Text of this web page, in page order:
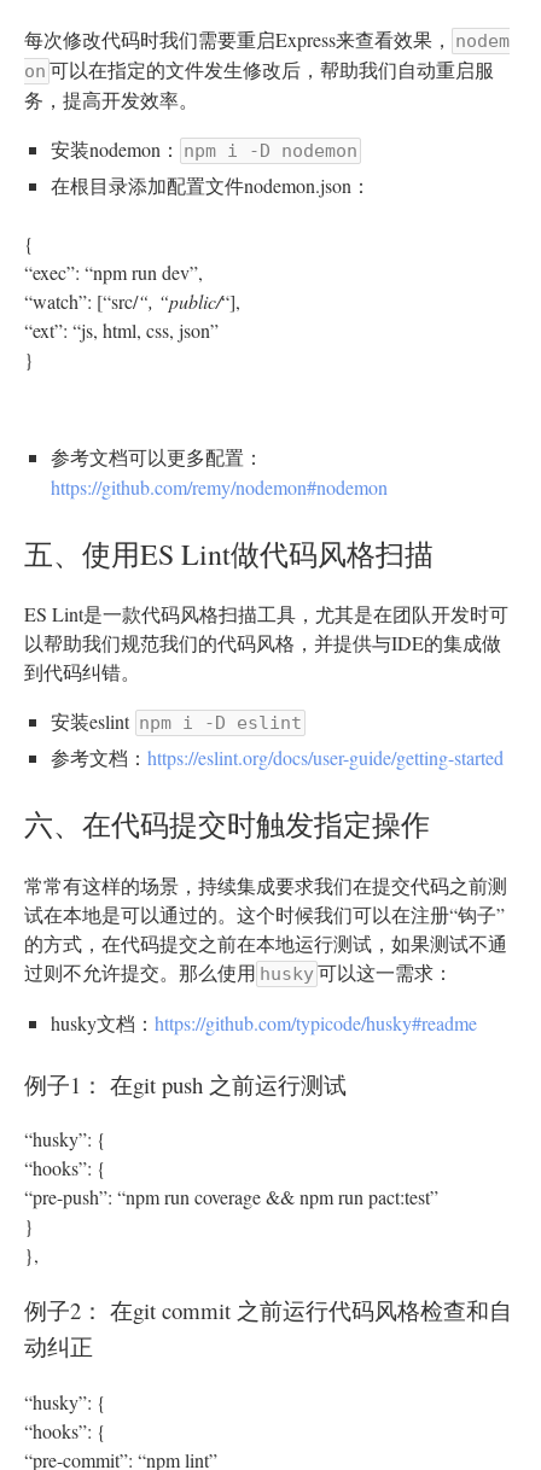
每次修改代码时我们需要重启Express来查看效果，
nodem
on 可以在指定的文件发生修改后，帮助我们自动重启服
务，提高开发效率。
安装nodemon：
npm i -D nodemon
在根目录添加配置文件nodemon.json：
{
“exec”: “npm run dev”,
“watch”: [“src/“, “public/“],
“ext”: “js, html, css, json”
}
参考文档可以更多配置：
https://github.com/remy/nodemon#nodemon
五、使用ES Lint做代码风格扫描
ES Lint是一款代码风格扫描工具，尤其是在团队开发时可
以帮助我们规范我们的代码风格，并提供与IDE的集成做
到代码纠错。
安装eslint npm i -D eslint
参考文档： https://eslint.org/docs/user-guide/getting-started
六、在代码提交时触发指定操作
常常有这样的场景，持续集成要求我们在提交代码之前测
试在本地是可以通过的。这个时候我们可以在注册“钩子”
的方式，在代码提交之前在本地运行测试，如果测试不通
过则不允许提交。那么使用 husky可以这一需求：
husky文档： https://github.com/typicode/husky#readme
例子1： 在git push 之前运行测试
“husky”: {
“hooks”: {
“pre-push”: “npm run coverage && npm run pact:test”
}
},
例子2： 在git commit 之前运行代码风格检查和自
动纠正
“husky”: {
“hooks”: {
“pre-commit”: “npm lint”